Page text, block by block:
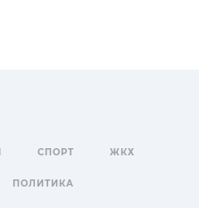
СПОРТ ЖКХ
ПОЛИТИКА